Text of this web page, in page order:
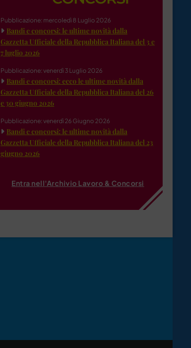
Pubblicazione: mercoledì 8 Luglio 2026
Bandi e concorsi: le ultime novità dalla
Gazzetta Ufficiale della Repubblica Italiana del 3 e
7 luglio 2026
Pubblicazione: venerdì 3 Luglio 2026
Bandi e concorsi: ecco le ultime novità dalla
Gazzetta Ufficiale della Repubblica Italiana del 26
e 30 giugno 2026
Pubblicazione: venerdì 26 Giugno 2026
Bandi e concorsi: le ultime novità dalla
Gazzetta Ufficiale della Repubblica Italiana del 23
giugno 2026
Entra nell'Archivio Lavoro & Concorsi